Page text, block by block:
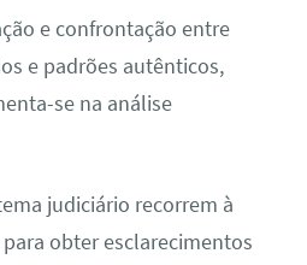
e confrontação entre
e padrões autênticos,
se na análise
judiciário recorrem à
obter esclarecimentos